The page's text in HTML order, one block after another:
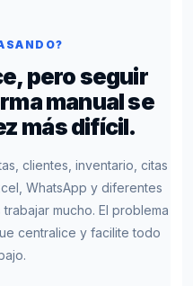
pero seguir
manual se
más difícil.
clientes, inventario, citas
WhatsApp y diferentes
mucho. El problema
centralice y facilite todo